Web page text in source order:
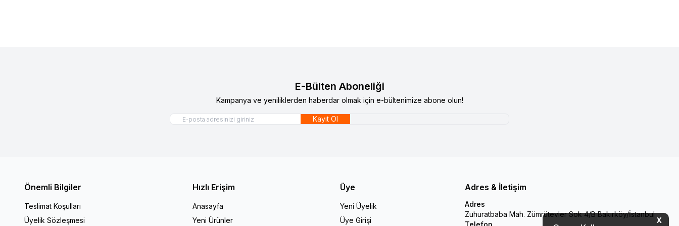
X
E-Bülten Aboneliği
Kampanya ve yeniliklerden haberdar olmak için e-bültenimize abone olun!
Kayıt Ol
Önemli Bilgiler
Teslimat Koşulları
Üyelik Sözleşmesi
Hızlı Erişim
Anasayfa
Yeni Ürünler
Üye
Yeni Üyelik
Üye Girişi
Adres & İletişim
Adres
Zuhuratbaba Mah. Zümrütevler Sok 4/B Bakırköy/İstanbul
Telefon